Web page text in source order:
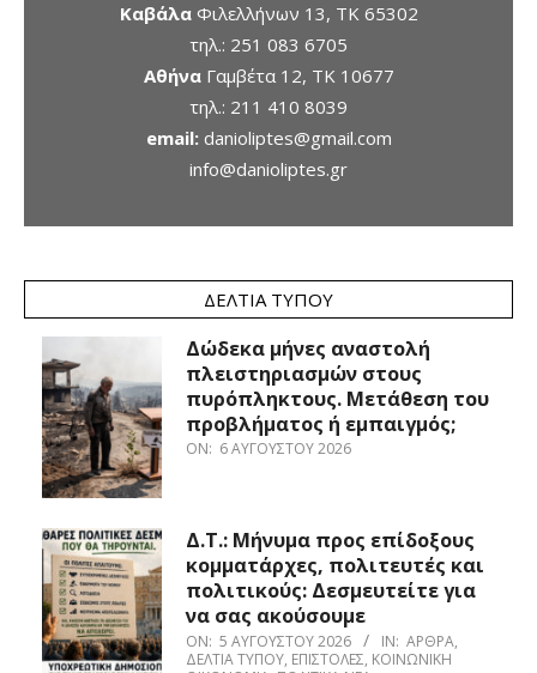
ΚαβάλαΦιλελλήνων 13, ΤΚ 65302
τηλ.: 251 083 6705
ΑθήναΓαμβέτα 12, ΤΚ 10677
τηλ.: 211 410 8039
email: danioliptes@gmail.com
info@danioliptes.gr
ΔΕΛΤΊΑ ΤΎΠΟΥ
Δώδεκα μήνες αναστολή
πλειστηριασμών στους
πυρόπληκτους. Μετάθεση του
προβλήματος ή εμπαιγμός;
ON: 6 ΑΥΓΟΎΣΤΟΥ 2026
Δ.Τ.: Μήνυμα προς επίδοξους
κομματάρχες, πολιτευτές και
πολιτικούς: Δεσμευτείτε για
να σας ακούσουμε
ON: 5 ΑΥΓΟΎΣΤΟΥ 2026 IN: ΆΡΘΡΑ,
ΔΕΛΤΊΑ ΤΎΠΟΥ, ΕΠΙΣΤΟΛΈΣ, ΚΟΙΝΩΝΙΚΉ